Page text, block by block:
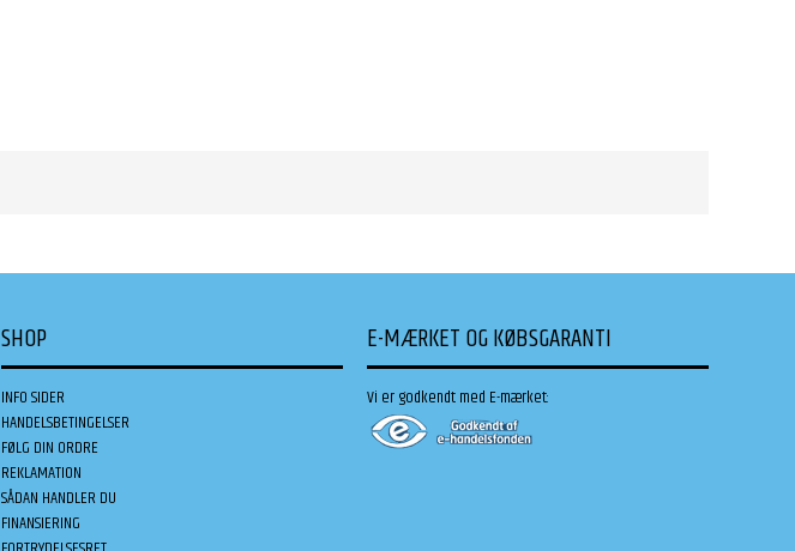
SHOP
INFO SIDER
HANDELSBETINGELSER
FØLG DIN ORDRE
REKLAMATION
SÅDAN HANDLER DU
FINANSIERING
E-MÆRKET OG KØBSGARANTI
Vi er godkendt med E-mærket: